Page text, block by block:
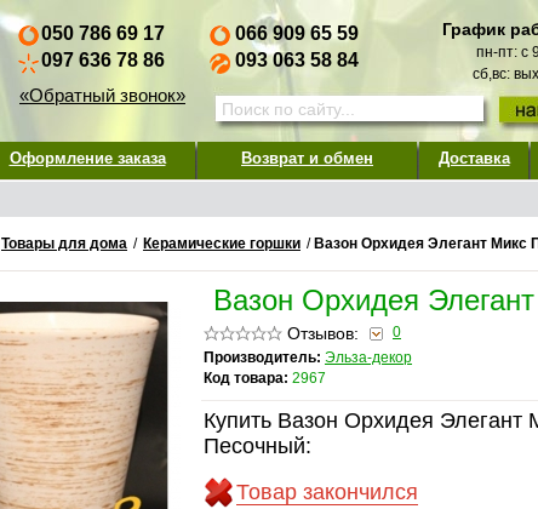
050 786 69 17
097 636 78 86
«Обратный звонок»
066 909 65 59
093 063 58 84
График
пн-пт: с
сб,вс:
Оформление заказа Возврат и обмен Доставка
Товары для дома / Керамические горшки / Вазон Орхидея Элегант Микс
Вазон Орхидея
Отзывов:
0
Производитель: Эльза-декор
Код товара: 2967
Купить Вазон Орхидея Элегант
Песочный:
Товар закончился